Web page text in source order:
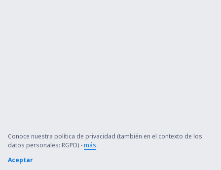
Conoce nuestra política de privacidad (también en el contexto de los
datos personales: RGPD) -más.
Aceptar